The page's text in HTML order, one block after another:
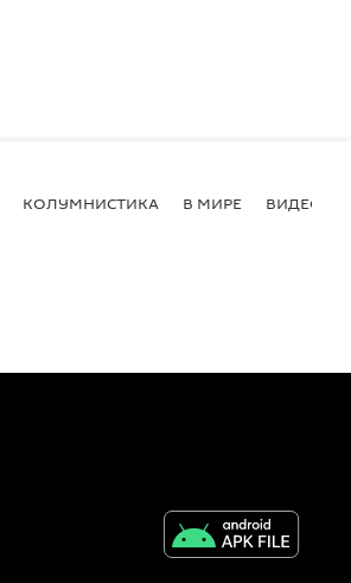
КОЛУМНИСТИКА В МИРЕ ВИДЕО